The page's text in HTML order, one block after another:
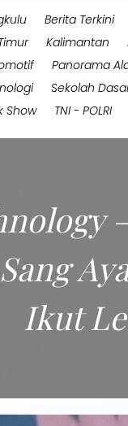
Berita Terkini
Kalimantan
Panorama
Sekolah
Show TNI - POLRI
Ikut